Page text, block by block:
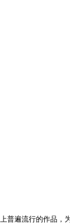
普遍流行的作品，